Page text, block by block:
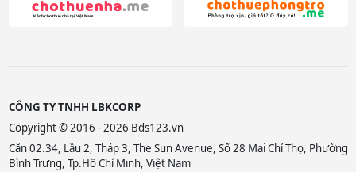
CÔNG TY TNHH LBKCORP
Copyright © 2016 - 2026 Bds123.vn
Căn 02.34, Lầu 2, Tháp 3, The Sun Avenue, Số 28 Mai Chí Thọ, Phường
Bình Trưng, Tp.Hồ Chí Minh, Việt Nam